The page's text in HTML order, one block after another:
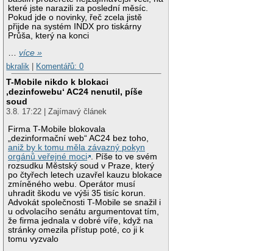
které jste narazili za poslední měsíc.
Pokud jde o novinky, řeč zcela jistě
přijde na systém INDX pro tiskárny
Průša, který na konci
…více »
bkralik | Komentářů: 0
T-Mobile nikdo k blokaci
‚dezinfowebu‘ AC24 nenutil, píše
soud
3.8. 17:22 | Zajímavý článek
Firma T-Mobile blokovala
„dezinformační web“ AC24 bez toho,
aniž by k tomu měla závazný pokyn
orgánů veřejné moci
. Píše to ve svém
rozsudku Městský soud v Praze, který
po čtyřech letech uzavřel kauzu blokace
zmíněného webu. Operátor musí
uhradit škodu ve výši 35 tisíc korun.
Advokát společnosti T-Mobile se snažil i
u odvolacího senátu argumentovat tím,
že firma jednala v dobré víře, když na
stránky omezila přístup poté, co ji k
tomu vyzvalo